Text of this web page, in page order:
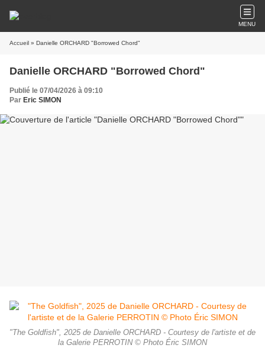
MENU
Accueil » Danielle ORCHARD "Borrowed Chord"
Danielle ORCHARD "Borrowed Chord"
Publié le 07/04/2026 à 09:10
Par Eric SIMON
"The Goldfish", 2025 de Danielle ORCHARD - Courtesy de l'artiste et de
la Galerie PERROTIN © Photo Éric SIMON